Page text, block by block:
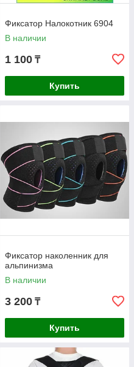
Фиксатор Налокотник 6904
В наличии
1 100 ₸
Купить
Фиксатор наколенник для
альпинизма
В наличии
3 200 ₸
Купить